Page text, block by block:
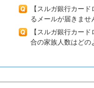
【スルガ銀行カー
るメールが届きませ
【スルガ銀行カー
合の家族人数はどの